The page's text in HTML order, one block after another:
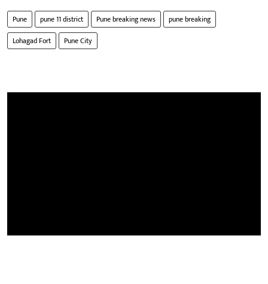
Pune pune 11 district Pune breaking news
pune breaking
Lohagad Fort
Pune City